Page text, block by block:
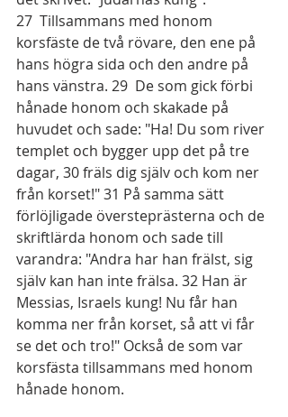
27  Tillsammans med honom
korsfäste de två rövare, den ene på
hans högra sida och den andre på
hans vänstra. 29  De som gick förbi
hånade honom och skakade på
huvudet och sade: "Ha! Du som river
templet och bygger upp det på tre
dagar, 30 fräls dig själv och kom ner
från korset!" 31 På samma sätt
förlöjligade översteprästerna och de
skriftlärda honom och sade till
varandra: "Andra har han frälst, sig
själv kan han inte frälsa. 32 Han är
Messias, Israels kung! Nu får han
komma ner från korset, så att vi får
se det och tro!" Också de som var
korsfästa tillsammans med honom
hånade honom.